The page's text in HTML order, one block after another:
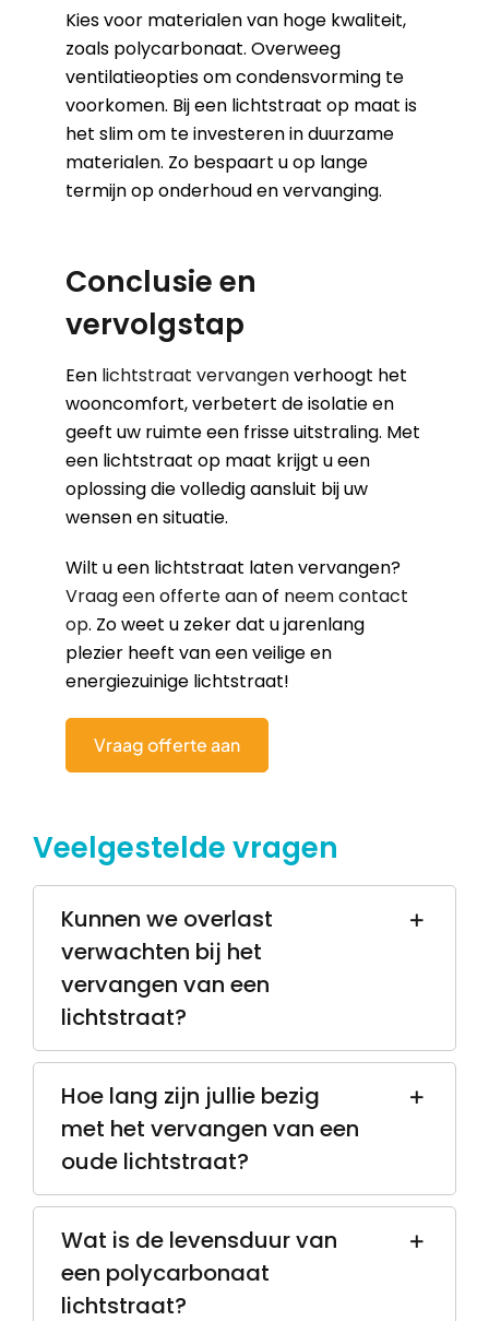
Kies voor materialen van hoge kwaliteit,
zoals polycarbonaat. Overweeg
ventilatieopties om condensvorming te
voorkomen. Bij een lichtstraat op maat is
het slim om te investeren in duurzame
materialen. Zo bespaart u op lange
termijn op onderhoud en vervanging.
Conclusie en
vervolgstap
Een lichtstraat vervangenverhoogt het
wooncomfort, verbetert de isolatie en
geeft uw ruimte een frisse uitstraling. Met
een lichtstraat op maat krijgt u een
oplossing die volledig aansluit bij uw
wensen en situatie.
Wilt u een lichtstraat laten vervangen?
Vraag een offerte aanof neem contact
op. Zo weet u zeker dat u jarenlang
plezier heeft van een veilige en
energiezuinige lichtstraat!
Vraag offerte aan
Veelgestelde vragen
Kunnen we overlast
verwachten bij het
vervangen van een
lichtstraat?
Hoe lang zijn jullie bezig
met het vervangen van een
oude lichtstraat?
Wat is de levensduur van
een polycarbonaat
lichtstraat?